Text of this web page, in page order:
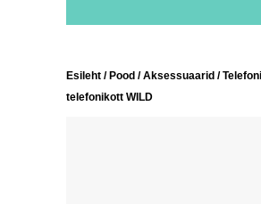
Esileht / Pood /Aksessuaarid /
telefonikott WILD